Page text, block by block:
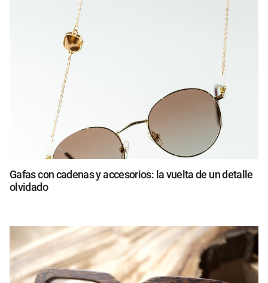
Gafas con cadenas y accesorios: la vuelta de un detalle
olvidado